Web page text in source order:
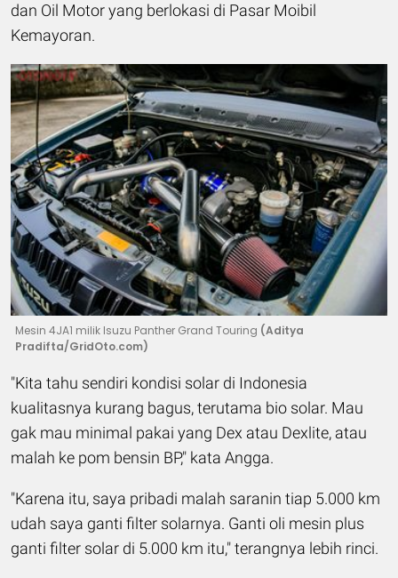
dan Oil Motor yang berlokasi di Pasar Moibil
Kemayoran.
Mesin 4JA1 milik Isuzu Panther Grand Touring (Aditya
Pradifta/GridOto.com)
"Kita tahu sendiri kondisi solar di Indonesia
kualitasnya kurang bagus, terutama bio solar. Mau
gak mau minimal pakai yang Dex atau Dexlite, atau
malah ke pom bensin BP," kata Angga.
"Karena itu, saya pribadi malah saranin tiap 5.000 km
udah saya ganti filter solarnya. Ganti oli mesin plus
ganti filter solar di 5.000 km itu," terangnya lebih rinci.